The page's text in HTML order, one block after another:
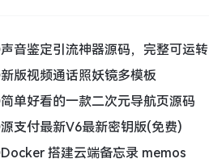
声音鉴定引流神器源码，完整可运转
新版视频通话照妖镜多模板
简单好看的一款二次元导航页源码
源支付最新V6最新密钥版(免费)
Docker 搭建云端备忘录 memos